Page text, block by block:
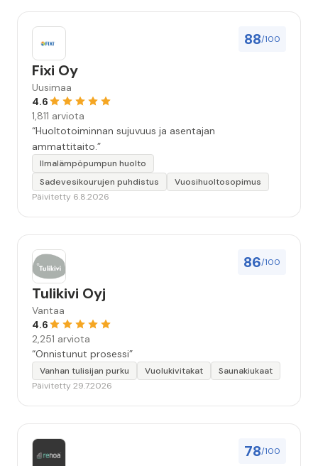
88/100
Fixi Oy
Uusimaa
4.6
1,811 arviota
“Huoltotoiminnan sujuvuus ja asentajan
ammattitaito.”
Ilmalämpöpumpun huolto
Sadevesikourujen puhdistus
Vuosihuoltosopimus
Päivitetty 6.8.2026
86/100
Tulikivi Oyj
Vantaa
4.6
2,251 arviota
“Onnistunut prosessi”
Vanhan tulisijan purku Vuolukivitakat
Saunakiukaat
Päivitetty 29.7.2026
78/100